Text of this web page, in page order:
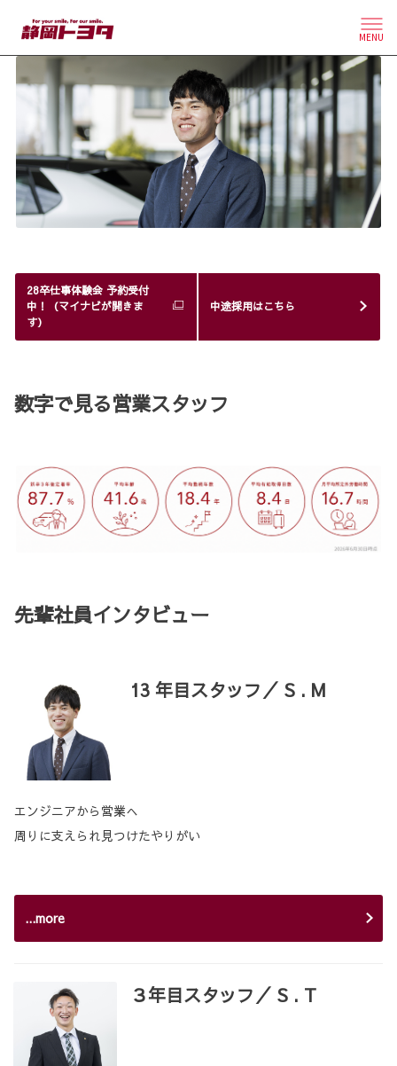
MENU
28卒仕事体験会 予約受付
中！（マイナビが開きま
す）
中途採用はこちら
数字で見る営業スタッフ
先輩社員インタビュー
13 年目スタッフ／ S . M
エンジニアから営業へ
周りに支えられ見つけたやりがい
...more
３年目スタッフ／ S . T